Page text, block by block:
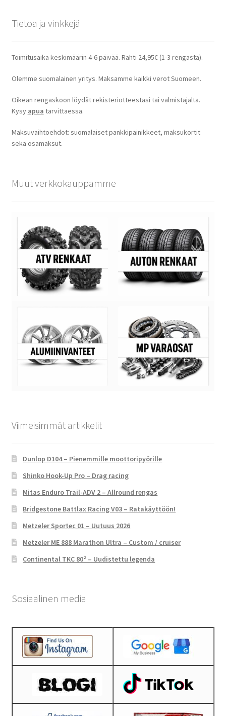
Tietoa ja vinkkejä
Toimitusaika keskimäärin 4-6 päivää. Rahti 24,95€ (1-3 rengasta).
Olemme suomalainen yritys. Maksamme kaikki verot Suomeen.
Oikean rengaskoon löydät rekisteriotteestasi tai valmistajalta.
Kysy apua tarvittaessa.
Maksuvaihtoehdot: suomalaiset pankkipainikkeet, maksukortit
sekä osamaksut.
Muut verkkokauppamme
Viimeisimmät artikkelit
Dunlop D104 – Pienemmille moottoripyörille
Shinko Hook-Up Pro – Drag racing
Mitas Enduro Trail-ADV 2 – Allround rengas
Bridgestone Battlax Racing V03 – Ratakäyttöön!
Metzeler Sportec 01 – Uutuus 2026
Metzeler ME 888 Marathon Ultra – Custom / cruiser
Continental TKC 80² – Uudistettu legenda
Sosiaalinen media